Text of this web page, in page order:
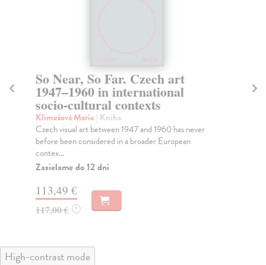
So Near, So Far. Czech art
1947–1960 in international
socio-cultural contexts
Klimešová Marie | Kniha
Czech visual art between 1947 and 1960 has never
before been considered in a broader European
contex...
Zasielame do 12 dní
113,49 €
117,00 € ?
High-contrast mode